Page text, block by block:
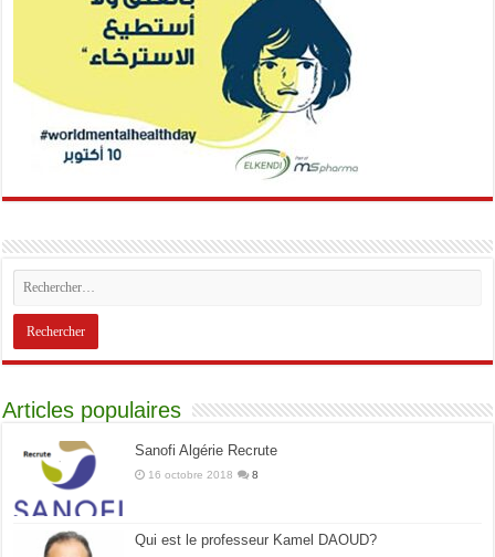
Articles populaires
Sanofi Algérie Recrute
16 octobre 2018 8
Qui est le professeur Kamel DAOUD?